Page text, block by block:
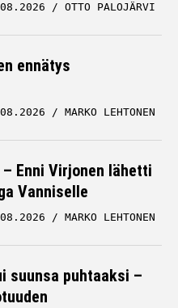
OTTO PALOJÄRVI
ennätys
MARKO LEHTONEN
Enni Virjonen lähetti
Vanniselle
MARKO LEHTONEN
suunsa puhtaaksi –